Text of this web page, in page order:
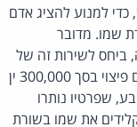
למנוע להציג אדם
שמו. מדובר
לשירות זה של
ענקית החיפוש. ביהמ"ש אף הורה לגוגל לשלם פיצוי בסך 300,000 ין
שפרטיו נותרו
את שמו בשורת